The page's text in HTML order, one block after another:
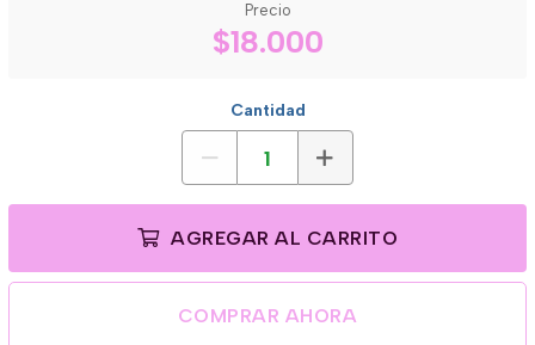
Precio
$18.000
Cantidad
AGREGAR AL CARRITO
COMPRAR AHORA